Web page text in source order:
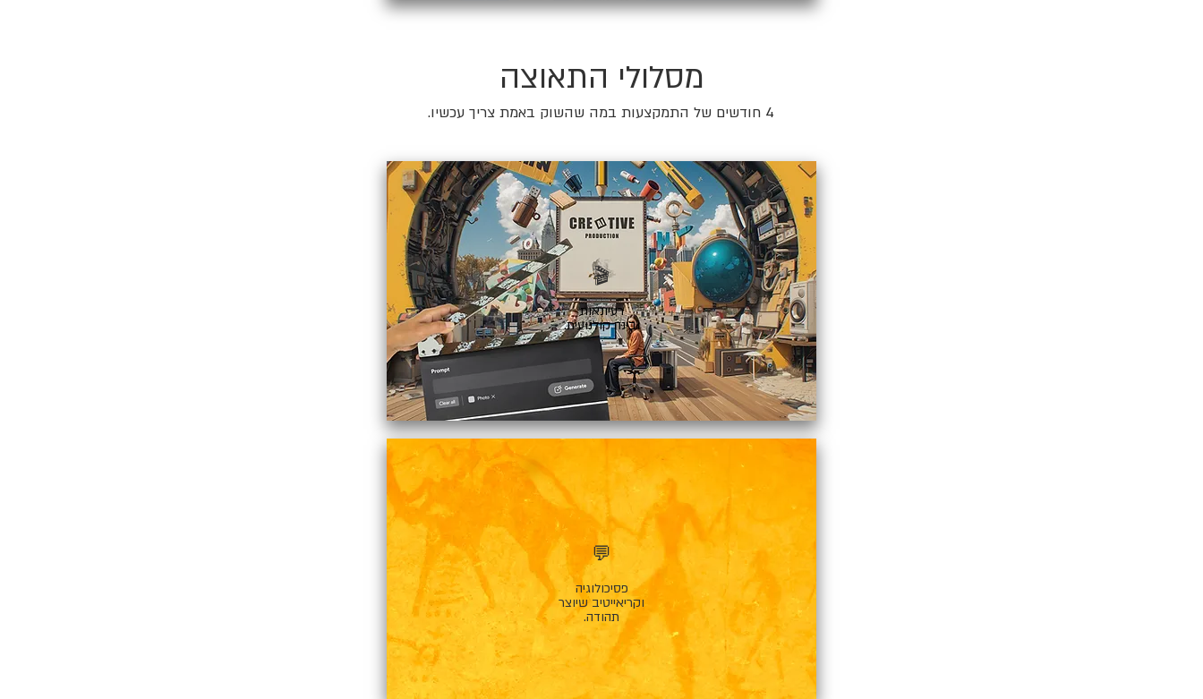
מסלולי התאוצה
4 חודשים של התמקצעות במה שהשוק באמת צריך עכשיו.
🎬
רעיונאות
ובינה קולנועית.
💬
פסיכולוגיה
וקריאייטיב שיוצר
תהודה.